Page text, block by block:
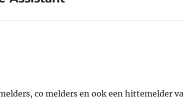
co melders en ook een hittemelder